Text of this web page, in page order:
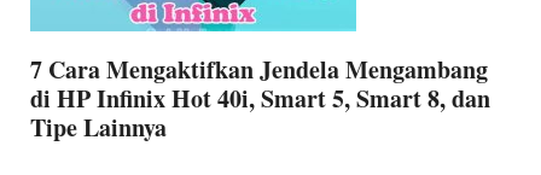
7 Cara Mengaktifkan Jendela Mengambang
di HP Infinix Hot 40i, Smart 5, Smart 8, dan
Tipe Lainnya